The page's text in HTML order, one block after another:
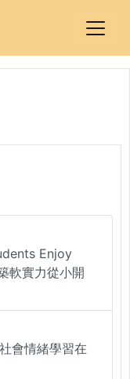
Enjoy
軟實力從小開
會情緒學習在